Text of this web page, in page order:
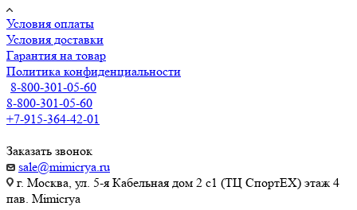
Условия оплаты
Условия доставки
Гарантия на товар
Политика конфиденциальности
8-800-301-05-60
8-800-301-05-60
+7-915-364-42-01
Заказать звонок
sale@mimicrya.ru
г. Москва, ул. 5-я Кабельная дом 2 с1 (ТЦ СпортEX) этаж 4
пав. Mimicrya